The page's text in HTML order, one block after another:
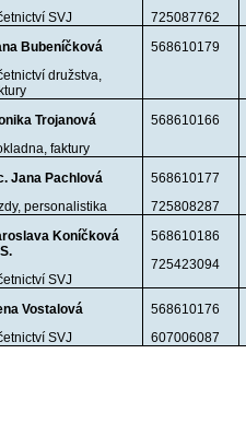
SVJ
725087762
Bubeníčková
družstva,
568610179
Trojanová
faktury
568610166
Jana Pachlová
personalistika
568610177
725808287
Koníčková
SVJ
568610186
725423094
Vostalová
SVJ
568610176
607006087